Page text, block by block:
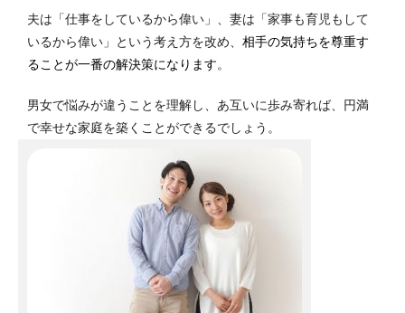
夫は「仕事をしているから偉い」、妻は「家事も育児もして
いるから偉い」という考え方を改め、 相手の気持ちを尊重す
ることが一番の解決策になります。
男女で悩みが違うことを理解し、あ互いに歩み寄れば、円満
で幸せな家庭を築くことができるでしょう。